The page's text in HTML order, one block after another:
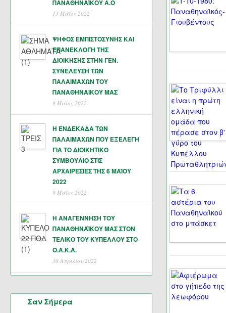
ΠΑΝΑΘΗΝΑΊΚΟΥ Α.Ο
13 Μάϊος 2022
ΨΗΦΟΣ ΕΜΠΙΣΤΟΣΥΝΗΣ ΚΑΙ
ΕΠΑΝΕΚΛΟΓΗ ΤΗΣ
ΔΙΟΙΚΗΣΗΣ ΣΤΗΝ ΓΕΝ.
ΣΥΝΕΛΕΥΣΗ ΤΩΝ
ΠΑΛΑΙΜΑΧΩΝ ΤΟΥ
ΠΑΝΑΘΗΝΑΙΚΟΥ ΜΑΣ
9 Μάϊος 2022
Η ΕΝΔΕΚΑΔΑ ΤΩΝ
ΠΑΛΑΙΜΑΧΩΝ ΠΟΥ ΕΞΕΛΕΓΗ
ΓΙΑ ΤΟ ΔΙΟΙΚΗΤΙΚΟ
ΣΥΜΒΟΥΛΙΟ ΣΤΙΣ
ΑΡΧΑΙΡΕΣΙΕΣ ΤΗΣ 6 ΜΑΊΟΥ
2022
9 Μάϊος 2022
Η ΑΝΑΓΕΝΝΗΣΗ ΤΟΥ
ΠΑΝΑΘΗΝΑΪΚΟΥ ΜΑΣ ΣΤΟΝ
ΤΕΛΙΚΟ ΤΟΥ ΚΥΠΕΛΛΟΥ ΣΤΟ
Ο.Α.Κ.Α.
30 Απριλίου 2022
Σαν Σήμερα